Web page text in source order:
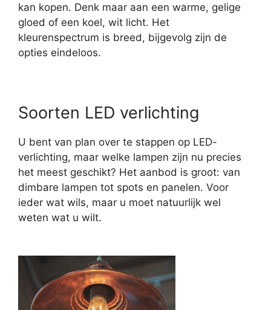
kan kopen. Denk maar aan een warme, gelige
gloed of een koel, wit licht. Het
kleurenspectrum is breed, bijgevolg zijn de
opties eindeloos.
Soorten LED verlichting
U bent van plan over te stappen op LED-
verlichting, maar welke lampen zijn nu precies
het meest geschikt? Het aanbod is groot: van
dimbare lampen tot spots en panelen. Voor
ieder wat wils, maar u moet natuurlijk wel
weten wat u wilt.